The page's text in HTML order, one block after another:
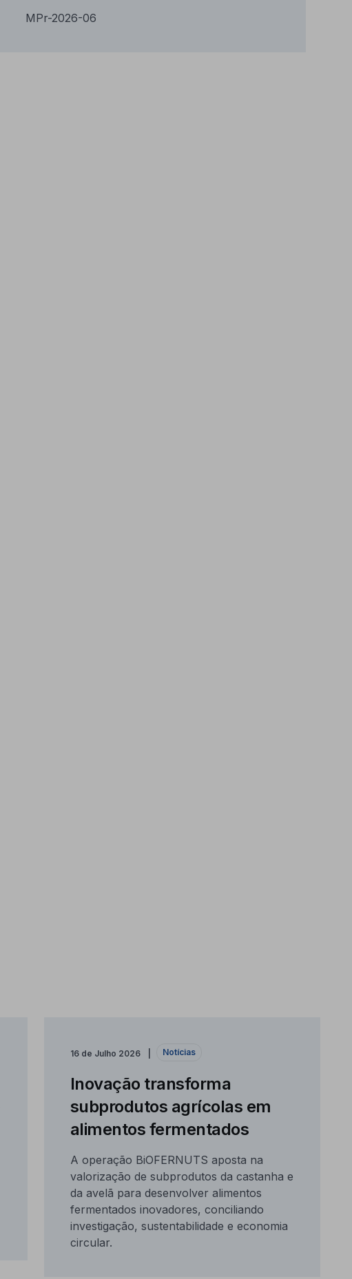
MPr-2026-06
16 de Julho 2026 Notícias
Inovação transforma
subprodutos agrícolas em
alimentos fermentados
A operação BiOFERNUTS aposta na
valorização de subprodutos da castanha e
da avelã para desenvolver alimentos
fermentados inovadores, conciliando
investigação, sustentabilidade e economia
circular.